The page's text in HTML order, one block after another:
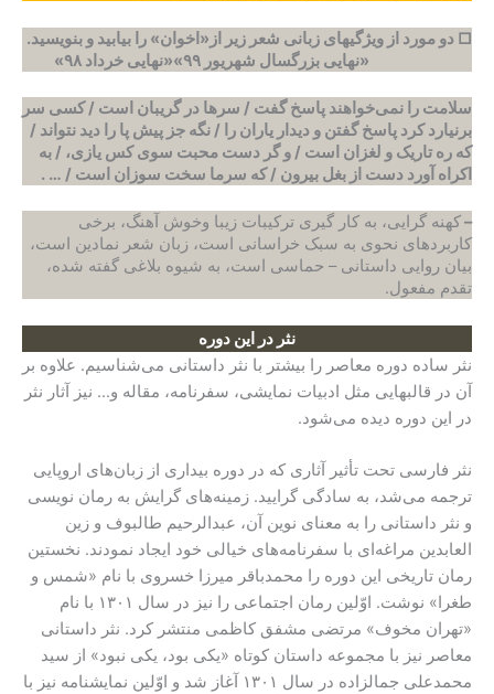
□ دو مورد از ویژگیهای زبانی شعر زیر از«اخوان» را بیابید و بنویسید.
«نهایی بزرگسال شهریور ۹۹» «نهایی خرداد ۹۸»
سلامت را نمی‌خواهند پاسخ گفت / سرها در گریبان است / کسی سر
برنیارد کرد پاسخ گفتن و دیدار یاران را / نگه جز پیش پا را دید نتواند /
که ره تاریک و لغزان است / و گر دست محبت سوی کس یازی، / به
اکراه آورد دست از بغل بیرون / که سرما سخت سوزان است / … .
–کهنه گرایی، به کار گیری ترکیبات زیبا وخوش آهنگ، برخی
کاربردهای نحوی به سبک خراسانی است، زبان شعر نمادین است،
بیان روایی داستانی – حماسی است، به شیوه بلاغی گفته شده،
تقدم مفعول.
نثر در این دوره
نثر ساده دوره معاصر را بیشتر با نثر داستانی می‌شناسیم. علاوه بر
آن در قالبهایی مثل ادبیات نمایشی، سفرنامه، مقاله و… نیز آثار نثر
در این دوره دیده می‌شود.
نثر فارسی تحت تأثیر آثاری که در دوره بیداری از زبان‌های اروپایی
ترجمه می‌شد، به سادگی گرایید. زمینه‌های گرایش به رمان نویسی
و نثر داستانی را به معنای نوین آن، عبدالرحیم طالبوف و زین
العابدین مراغه‌‌ای با سفرنامه‌های خیالی خود ایجاد نمودند. نخستین
رمان تاریخی این دوره را محمدباقر میرزا خسروی با نام «شمس و
طغرا» نوشت. اوّلین رمان اجتماعی را نیز در سال ۱۳۰۱ با نام
«تهران مخوف» مرتضی مشفق کاظمی منتشر کرد. نثر داستانی
معاصر نیز با مجموعه داستان کوتاه «یکی بود، یکی نبود» از سید
محمدعلی جمالزاده در سال ۱۳۰۱ آغاز شد و اوّلین نمایشنامه نیز با